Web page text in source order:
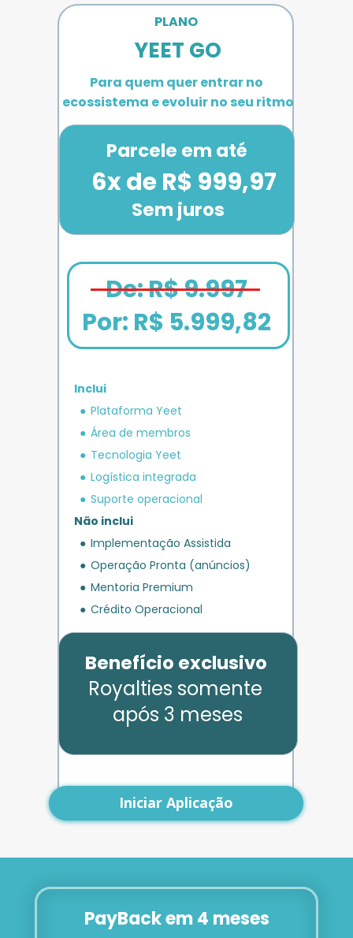
PLANO
PLANO
IMPULSO
YEET GO
Para quem quer entrar no
ecossistema e evoluir no seu ritmo
Parcele em até
Parcele em até
12x de R$ 1.666,67
Sem juros
Inclui
Plataforma Yeet
Área de membros
Tecnologia Yeet
Logística integrada
Suporte operacional
Não inclui
Implementação Assistida
Operação Pronta (anúncios)
Mentoria Premium
Crédito Operacional
Bônus exclusivo
+ R$ 5.000
Yeet
Benefício exclusivo
Iniciar Aplicação
6x de R$ 999,97
De: R$ 9.997
Por: R$ 5.999,82
Royalties somente
após 3 meses
Benefício exclusivo
PayBack em 4 meses